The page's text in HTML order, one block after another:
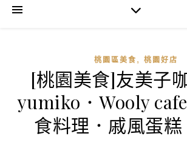
桃園區美食 , 桃園好店
[桃園美食]友美子
yumiko．Wooly
食料理．戚風蛋